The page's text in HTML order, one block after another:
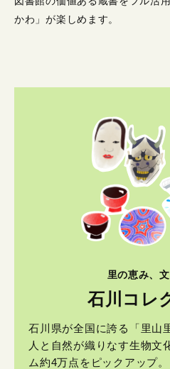
かわ」が楽しめます。
里の恵み、
石川コレ
石川県が全国に誇る「里山
人と自然が織りなす生物文
ム約4万点をピックアップ。